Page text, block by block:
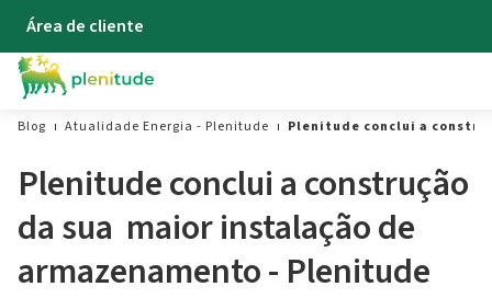
Área de cliente
Blog Atualidade Energia - Plenitude Plenitude conclui a
Plenitude conclui a construção
da sua maior instalação de
armazenamento - Plenitude